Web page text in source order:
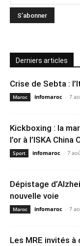
Derniers articles
Crise de Sebta :
Maroc infomaroc - 7
Kickboxing : la
l’or à l’ISKA China
Sport infomaroc - 7
Dépistage
nouvelle voie
Maroc infomaroc - 7
Les MRE invités